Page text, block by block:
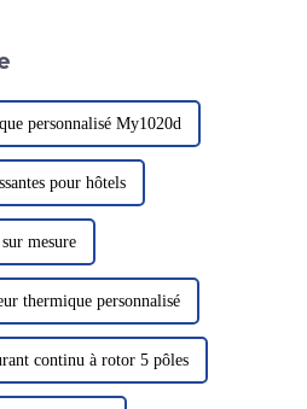
personnalisé My1020d
pour hôtels
mesure
thermique personnalisé
continu à rotor 5 pôles